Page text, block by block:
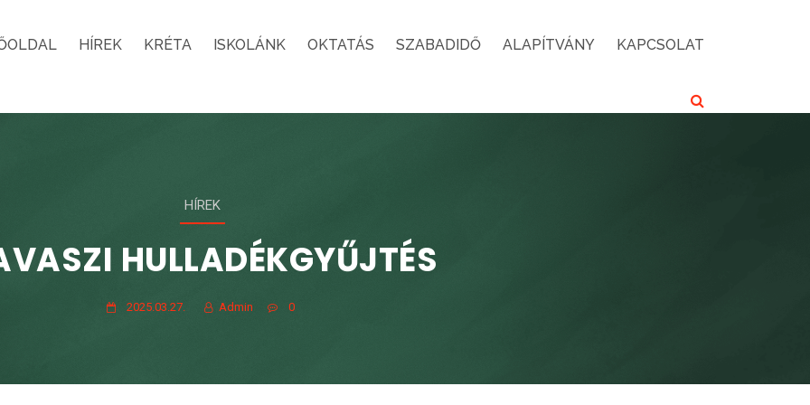
HÍREK KRÉTA ISKOLÁNK OKTATÁS SZABADIDŐ ALAPÍTVÁNY KAPCSOLAT
HÍREK
HULLADÉKGYŰJTÉS
2025.03.27. Admin 0